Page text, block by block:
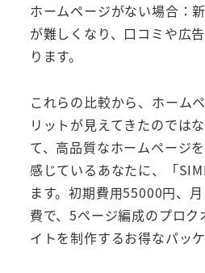
ホームページがない場合：
が難しくなり、口コミや広
ります。
これらの比較から、ホーム
リットが見えてきたのでは
て、高品質なホームページ
感じているあなたに、「
ます。初期費用55000円、
費で、5ページ編成のプロ
イトを制作するお得なパッケ